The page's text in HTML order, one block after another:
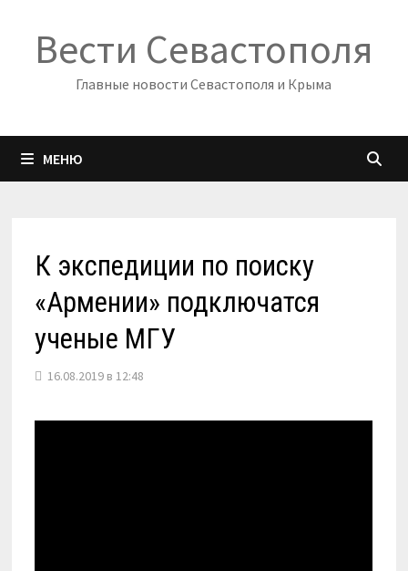
содержимому
Вести Севастополя
Главные новости Севастополя и Крыма
МЕНЮ
К экспедиции по поиску
«Армении» подключатся
ученые МГУ
16.08.2019 в 12:48